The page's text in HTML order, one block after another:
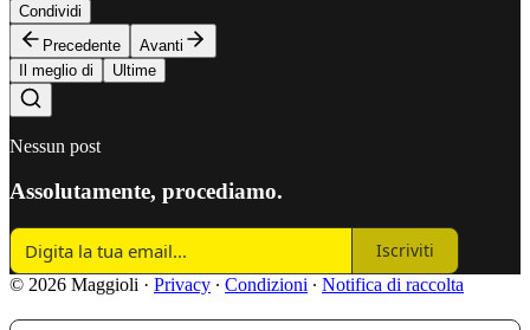
Condividi
Precedente
Avanti
Il meglio di
Ultime
Nessun post
Assolutamente, procediamo.
Iscriviti
© 2026 Maggioli · Privacy ∙ Condizioni ∙ Notifica di raccolta